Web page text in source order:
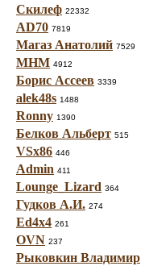
Скилеф 22332
AD70 7819
Магаз Анатолий 7529
МНМ 4912
Борис Ассеев 3339
alek48s 1488
Ronny 1390
Белков Альберт 515
VSx86 446
Admin 411
Lounge_Lizard 364
Гудков А.И. 274
Ed4x4 261
OVN 237
Рыковкин Владимир